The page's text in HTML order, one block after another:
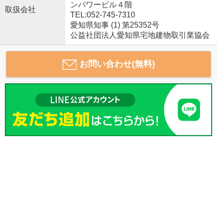
取扱会社
ンパワービル４階
TEL:052-745-7310
愛知県知事 (1) 第25352号
公益社団法人愛知県宅地建物取引業協会
お問い合わせ(無料)